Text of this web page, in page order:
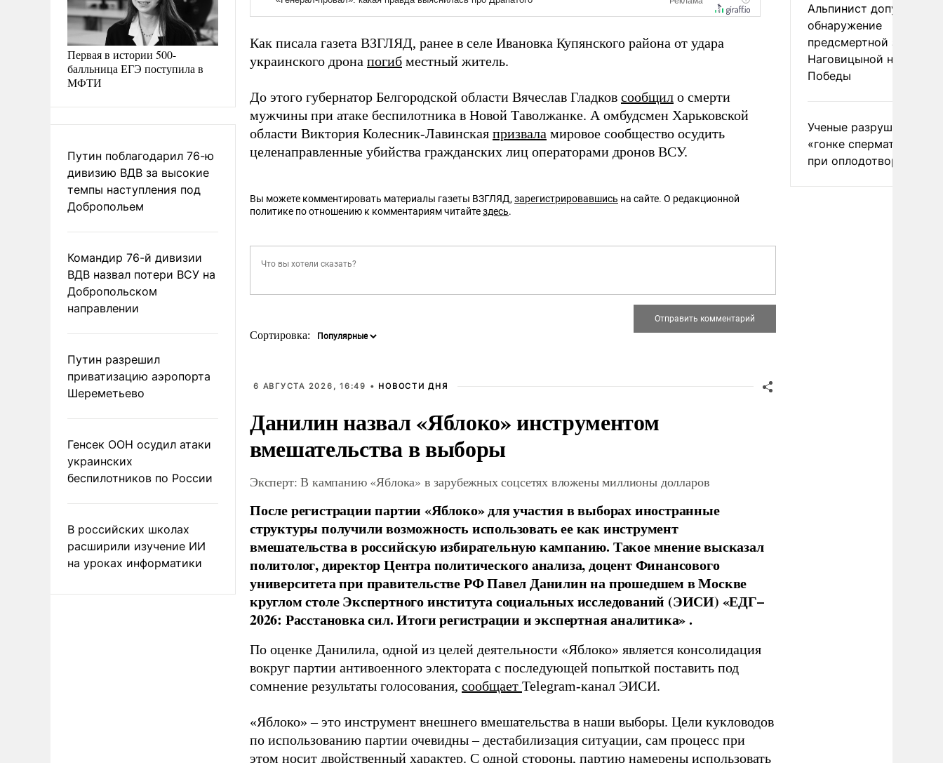
Первая в истории 500-
балльница ЕГЭ поступила в
МФТИ
Путин поблагодарил 76-ю
дивизию ВДВ за высокие
темпы наступления под
Добропольем
Командир 76-й дивизии
ВДВ назвал потери ВСУ на
Добропольском
направлении
Путин разрешил
приватизацию аэропорта
Шереметьево
Генсек ООН осудил атаки
украинских
беспилотников по России
В российских школах
расширили изучение ИИ
на уроках информатики
Как писала газета ВЗГЛЯД, ранее в селе Ивановка Купянского района от удара
украинского дрона погиб местный житель.
До этого губернатор Белгородской области Вячеслав Гладков сообщил о смерти
мужчины при атаке беспилотника в Новой Таволжанке. А омбудсмен Харьковской
области Виктория Колесник-Лавинская призвала мировое сообщество осудить
целенаправленные убийства гражданских лиц операторами дронов ВСУ.
Вы можете комментировать материалы газеты ВЗГЛЯД, зарегистрировавшись на сайте. О редакционной
политике по отношению к комментариям читайтездесь.
Сортировка:
6 АВГУСТА 2026, 16:49 • НОВОСТИ ДНЯ
Данилин назвал «Яблоко» инструментом
вмешательства в выборы
Эксперт: В кампанию «Яблока» в зарубежных соцсетях вложены миллионы долларов
После регистрации партии «Яблоко» для участия в выборах иностранные
структуры получили возможность использовать ее как инструмент
вмешательства в российскую избирательную кампанию. Такое мнение высказал
политолог, директор Центра политического анализа, доцент Финансового
университета при правительстве РФ Павел Данилин на прошедшем в Москве
круглом столе Экспертного института социальных исследований (ЭИСИ) «ЕДГ–
2026: Расстановка сил. Итоги регистрации и экспертная аналитика» .
По оценке Данилила, одной из целей деятельности «Яблоко» является консолидация
вокруг партии антивоенного электората с последующей попыткой поставить под
сомнение результаты голосования, сообщает Telegram-канал ЭИСИ.
«Яблоко» – это инструмент внешнего вмешательства в наши выборы. Цели кукловодов
по использованию партии очевидны – дестабилизация ситуации, сам процесс при
этом носит двойственный характер. С одной стороны, партию намерены использовать
Альпинист допустил
обнаружение
предсмертной записки
Наговицыной на пике
Победы
Ученые разрушили миф
«гонке
при оплодотворении